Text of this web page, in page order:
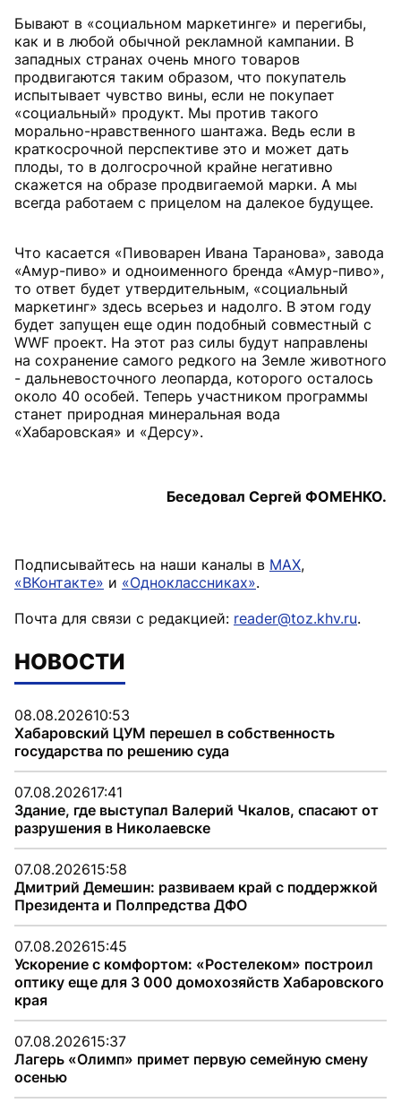
Бывают в «социальном маркетинге» и перегибы,
как и в любой обычной рекламной кампании. В
западных странах очень много товаров
продвигаются таким образом, что покупатель
испытывает чувство вины, если не покупает
«социальный» продукт. Мы против такого
морально-нравственного шантажа. Ведь если в
краткосрочной перспективе это и может дать
плоды, то в долгосрочной крайне негативно
скажется на образе продвигаемой марки. А мы
всегда работаем с прицелом на далекое будущее.
Что касается «Пивоварен Ивана Таранова», завода
«Амур-пиво» и одноименного бренда «Амур-пиво»,
то ответ будет утвердительным, «социальный
маркетинг» здесь всерьез и надолго. В этом году
будет запущен еще один подобный совместный с
WWF проект. На этот раз силы будут направлены
на сохранение самого редкого на Земле животного
- дальневосточного леопарда, которого осталось
около 40 особей. Теперь участником программы
станет природная минеральная вода
«Хабаровская» и «Дерсу».
Беседовал Сергей ФОМЕНКО.
Подписывайтесь на наши каналы в MAX,
«ВКонтакте» и «Одноклассниках».
Почта для связи с редакцией: reader@toz.khv.ru.
НОВОСТИ
08.08.202610:53
Хабаровский ЦУМ перешел в собственность
государства по решению суда
07.08.202617:41
Здание, где выступал Валерий Чкалов, спасают от
разрушения в Николаевске
07.08.202615:58
Дмитрий Демешин: развиваем край с поддержкой
Президента и Полпредства ДФО
07.08.202615:45
Ускорение с комфортом: «Ростелеком» построил
оптику еще для 3 000 домохозяйств Хабаровского
края
07.08.202615:37
Лагерь «Олимп» примет первую семейную смену
осенью